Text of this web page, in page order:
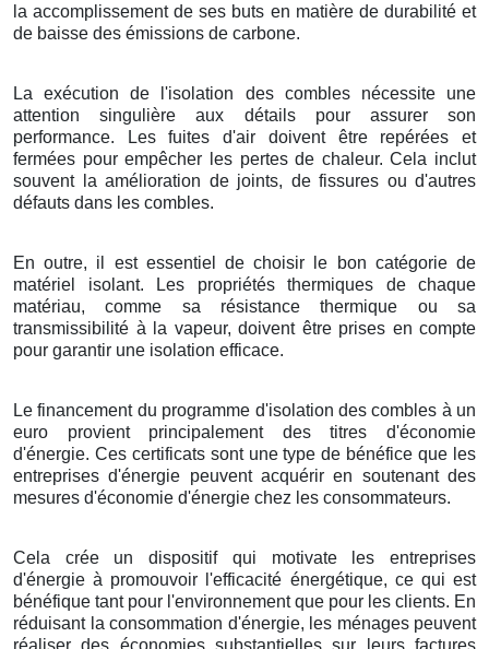
la accomplissement de ses buts en matière de durabilité et
de baisse des émissions de carbone.
La exécution de l'isolation des combles nécessite une
attention singulière aux détails pour assurer son
performance. Les fuites d'air doivent être repérées et
fermées pour empêcher les pertes de chaleur. Cela inclut
souvent la amélioration de joints, de fissures ou d'autres
défauts dans les combles.
En outre, il est essentiel de choisir le bon catégorie de
matériel isolant. Les propriétés thermiques de chaque
matériau, comme sa résistance thermique ou sa
transmissibilité à la vapeur, doivent être prises en compte
pour garantir une isolation efficace.
Le financement du programme d'isolation des combles à un
euro provient principalement des titres d'économie
d'énergie. Ces certificats sont une type de bénéfice que les
entreprises d'énergie peuvent acquérir en soutenant des
mesures d'économie d'énergie chez les consommateurs.
Cela crée un dispositif qui motivate les entreprises
d'énergie à promouvoir l'efficacité énergétique, ce qui est
bénéfique tant pour l'environnement que pour les clients. En
réduisant la consommation d'énergie, les ménages peuvent
réaliser des économies substantielles sur leurs factures